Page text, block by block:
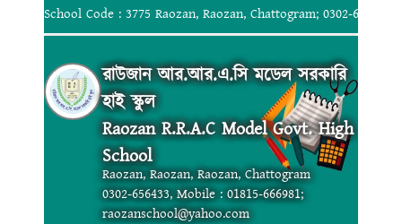
School Code : 3775 Raozan, Raozan, Chattogram; 0302-656433,
রাউজান আর.আর.এ.সি মডেল সরকারি
হাই স্কুল
Raozan R.R.A.C Model Govt. High
School
Raozan, Raozan, Raozan, Chattogram
0302-656433, Mobile : 01815-666981;
raozanschool@yahoo.com